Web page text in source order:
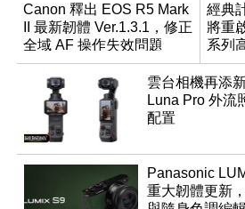
Canon 釋出 EOS R5 Mark
II 最新韌體 Ver.1.3.1，修正
全域 AF 操作失效問題
經典
將重
系列
雲台相機再添
Luna Pro 外流
配置
Panasonic
重大韌體更新